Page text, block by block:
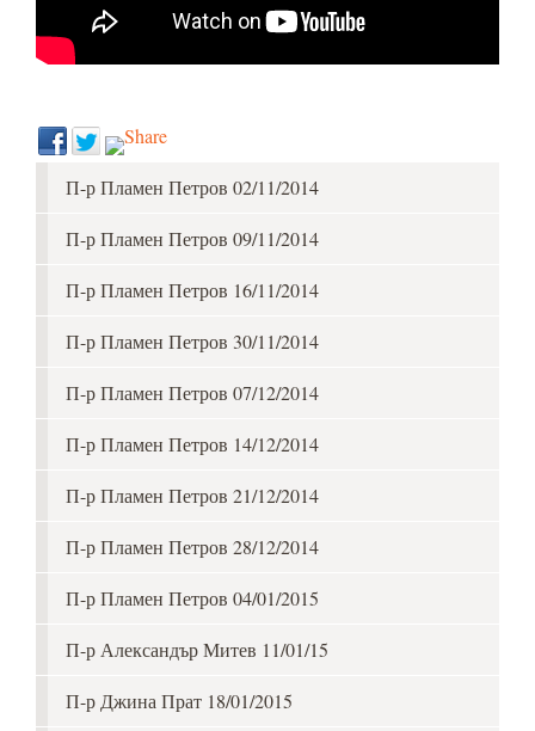
П-р Пламен Петров 02/11/2014
П-р Пламен Петров 09/11/2014
П-р Пламен Петров 16/11/2014
П-р Пламен Петров 30/11/2014
П-р Пламен Петров 07/12/2014
П-р Пламен Петров 14/12/2014
П-р Пламен Петров 21/12/2014
П-р Пламен Петров 28/12/2014
П-р Пламен Петров 04/01/2015
П-р Александър Митев 11/01/15
П-р Джина Прат 18/01/2015